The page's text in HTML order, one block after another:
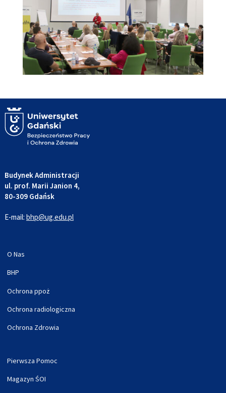
Budynek Administracji
ul. prof. Marii Janion 4,
80-309 Gdańsk
E-mail: bhp@ug.edu.pl
O Nas
BHP
Ochrona ppoż
Ochrona radiologiczna
Ochrona Zdrowia
Pierwsza Pomoc
Magazyn ŚOI